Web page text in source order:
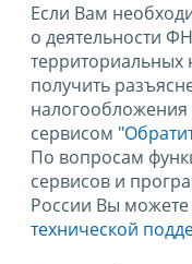
Если Вам
о деятельности
территориальных
получить
налогообложения
сервисом
По вопросам
сервисов и
России Вы можете
технической